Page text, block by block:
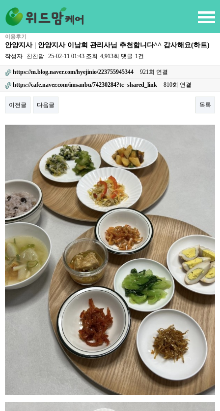
이용후기
안양지사 | 안양지사 이남희 관리사님 추천합니다^^ 감사해요(하트)
작성자 찬찬맘 25-02-11 01:43 조회 4,913회 댓글 1건
https://m.blog.naver.com/hyejinio/223755945344
921회 연결
https://cafe.naver.com/imsanbu/74230284?tc=shared_link
810회 연결
이전글 다음글 목록